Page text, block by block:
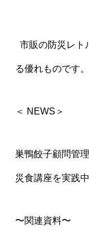
市販の防災レト
る優れものです。
＜ NEWS＞
巣鴨餃子顧問管
災食講座を実践
〜関連資料〜